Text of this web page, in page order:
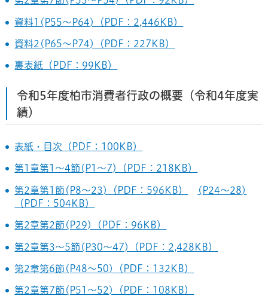
資料1(P55～P64)（PDF：2,446KB）
資料2(P65～P74)（PDF：227KB）
裏表紙（PDF：99KB）
令和5年度柏市消費者行政の概要（令和4年度実
績）
表紙・目次（PDF：100KB）
第1章第1～4節(P1～7)（PDF：218KB）
第2章第1節(P8～23)（PDF：596KB）
(P24～28)
（PDF：504KB）
第2章第2節(P29)（PDF：96KB）
第2章第3～5節(P30～47)（PDF：2,428KB）
第2章第6節(P48～50)（PDF：132KB）
第2章第7節(P51～52)（PDF：108KB）